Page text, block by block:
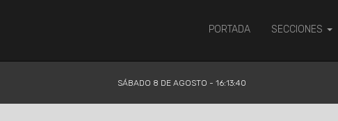
PORTADA SECCIONES
SÁBADO 8 DE AGOSTO - 16:13:41